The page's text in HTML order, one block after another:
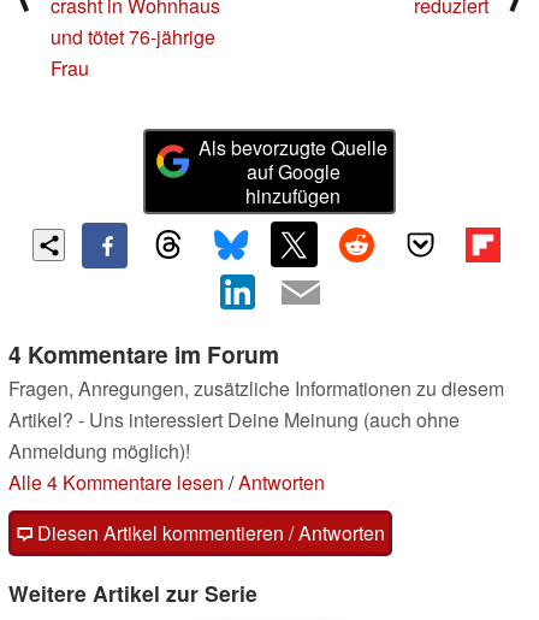
crasht in Wohnhaus
und tötet 76-jährige
Frau
reduziert
Als bevorzugte Quelle
auf Google
hinzufügen
4 Kommentare im Forum
Fragen, Anregungen, zusätzliche Informationen zu diesem
Artikel? - Uns interessiert Deine Meinung (auch ohne
Anmeldung möglich)!
Alle 4 Kommentare lesen /Antworten
Diesen Artikel kommentieren / Antworten
Weitere Artikel zur Serie